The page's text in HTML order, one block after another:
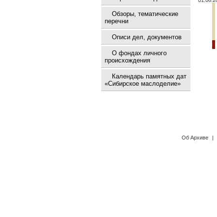
Обзоры, тематические
перечни
Описи дел, документов
О фондах личного
происхождения
Календарь памятных дат
«Сибирское маслоделие»
Об Архиве |